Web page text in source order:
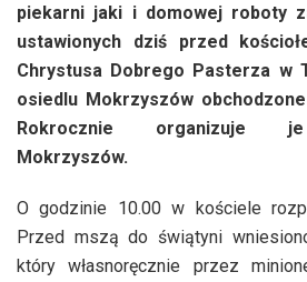
piekarni jaki i domowej roboty
ustawionych dziś przed
Chrystusa Dobrego Pasterza w
osiedlu Mokrzyszów
Rokrocznie organizuje je
Mokrzyszów.
O godzinie 10.00 w kościele
Przed mszą do świątyni
który własnoręcznie przez